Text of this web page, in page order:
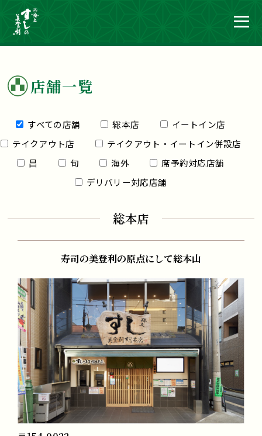
店舗一覧
すべての店舗 総本店
イートイン店
テイクアウト店
テイクアウト・イートイン併設店
昌
旬 海外
席予約対応店舗
デリバリー対応店舗
総本店
寿司の美登利の原点にして総本山